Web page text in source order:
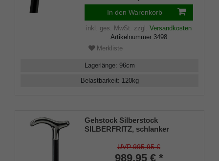
Gummipuffer.
In den Warenkorb
inkl. ges. MwSt. zzgl. Versandkosten
Artikelnummer 3498
Merkliste
Lagerlänge: 96cm
Belastbarkeit: 120kg
Gehstock Silberstock
SILBERFRITZ, schlanker
echtem 925/1000 Sterlingsilber,
aufgesetzt auf einen Stock aus
UVP 995,95 €
989,95 € *